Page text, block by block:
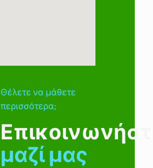
Θέλετε να μάθετε
περισσότερα;
μαζί μας